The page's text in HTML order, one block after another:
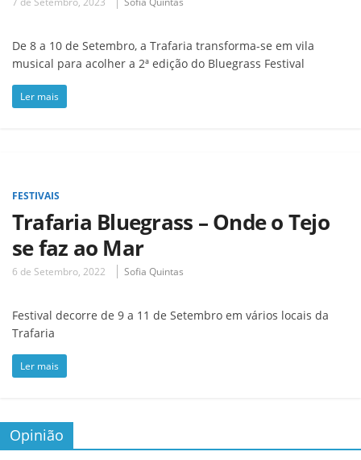
De 8 a 10 de Setembro, a Trafaria transforma-se em vila
musical para acolher a 2ª edição do Bluegrass Festival
Ler mais
FESTIVAIS
Trafaria Bluegrass – Onde o Tejo
se faz ao Mar
6 de Setembro, 2022 Sofia Quintas
Festival decorre de 9 a 11 de Setembro em vários locais da
Trafaria
Ler mais
Opinião